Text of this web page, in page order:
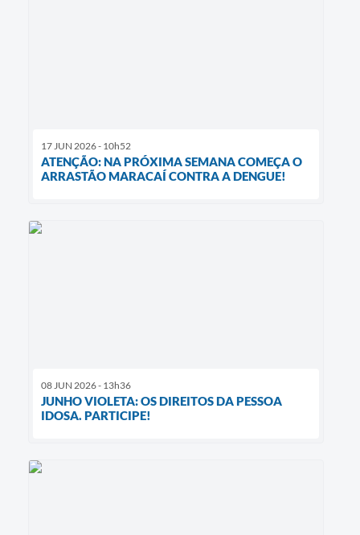
17 JUN 2026 - 10h52
ATENÇÃO: NA PRÓXIMA SEMANA COMEÇA O
ARRASTÃO MARACAÍ CONTRA A DENGUE!
08 JUN 2026 - 13h36
JUNHO VIOLETA: OS DIREITOS DA PESSOA
IDOSA. PARTICIPE!